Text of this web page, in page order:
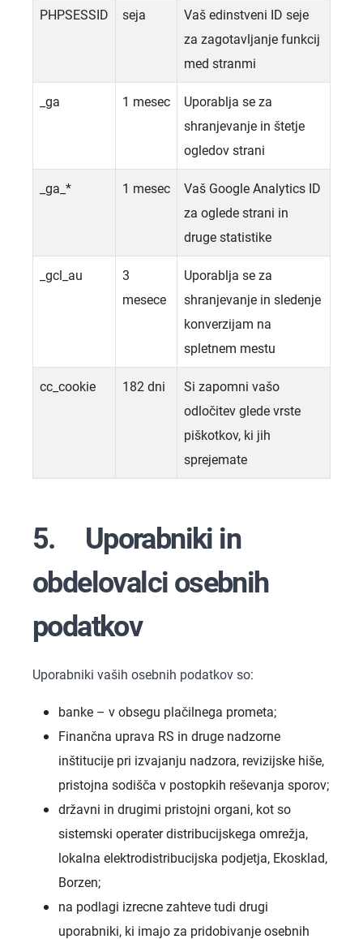
PHPSESSID seja
Vaš edinstveni ID seje
za zagotavljanje funkcij
med stranmi
_ga 1 mesec
Uporablja se za
shranjevanje in štetje
ogledov strani
_ga_* 1 mesec
Vaš Google Analytics ID
za oglede strani in
druge statistike
_gcl_au
3
mesece
Uporablja se za
shranjevanje in sledenje
konverzijam na
spletnem mestu
cc_cookie 182 dni
Si zapomni vašo
odločitev glede vrste
piškotkov, ki jih
sprejemate
5. Uporabniki in
obdelovalci osebnih
podatkov
Uporabniki vaših osebnih podatkov so:
banke – v obsegu plačilnega prometa;
Finančna uprava RS in druge nadzorne
inštitucije pri izvajanju nadzora, revizijske hiše,
pristojna sodišča v postopkih reševanja sporov;
državni in drugimi pristojni organi, kot so
sistemski operater distribucijskega omrežja,
lokalna elektrodistribucijska podjetja, Ekosklad,
Borzen;
na podlagi izrecne zahteve tudi drugi
uporabniki, ki imajo za pridobivanje osebnih